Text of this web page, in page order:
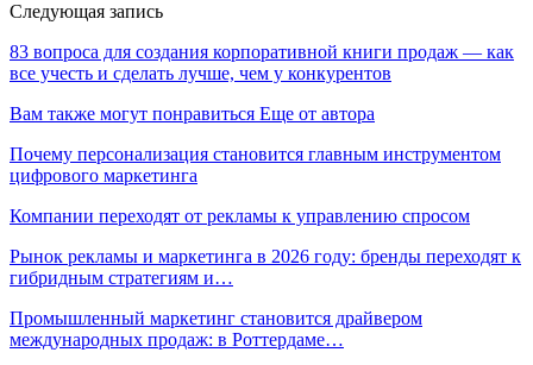
Следующая запись
83 вопроса для создания корпоративной книги продаж — как
все учесть и сделать лучше, чем у конкурентов
Вам также могут понравиться Еще от автора
Почему персонализация становится главным инструментом
цифрового маркетинга
Компании переходят от рекламы к управлению спросом
Рынок рекламы и маркетинга в 2026 году: бренды переходят к
гибридным стратегиям и…
Промышленный маркетинг становится драйвером
международных продаж: в Роттердаме…